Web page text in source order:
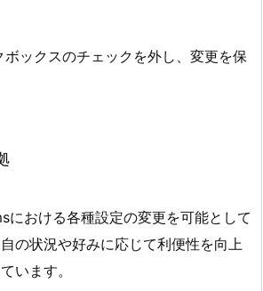
ボックスのチェックを外し、変更を保
おける各種設定の変更を可能として
の状況や好みに応じて利便性を向上
います。